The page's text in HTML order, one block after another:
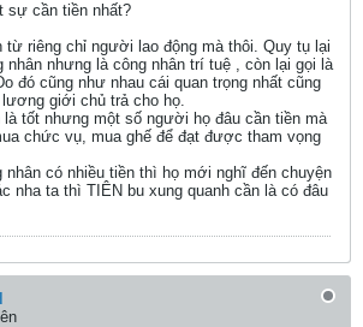
sự cần tiền nhất?
từ riêng chỉ người lao động mà thôi. Quy tụ lại
nhân nhưng là công nhân trí tuệ , còn lại gọi là
đó cũng như nhau cái quan trọng nhất cũng
giới chủ trả cho họ.
tốt nhưng một số người họ đâu cần tiền mà
chức vụ, mua ghế để đạt được tham vọng
nhân có nhiều tiền thì họ mới nghĩ đến chuyện
nha ta thì TIÊN bu xung quanh cần là có đâu